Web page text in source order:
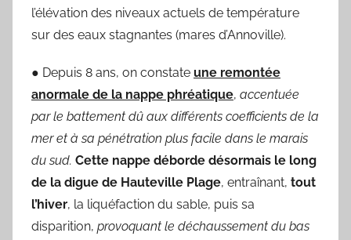
l’élévation des niveaux actuels de température
sur des eaux stagnantes (mares d’Annoville).
● Depuis 8 ans, on constate une remontée
anormale de la nappe phréatique, accentuée
par le battement dû aux différents coefficients de la
mer et à sa pénétration plus facile dans le marais
du sud. Cette nappe déborde désormais le long
de la digue de Hauteville Plage, entraînant, tout
l’hiver, la liquéfaction du sable, puis sa
disparition, provoquant le déchaussement du bas